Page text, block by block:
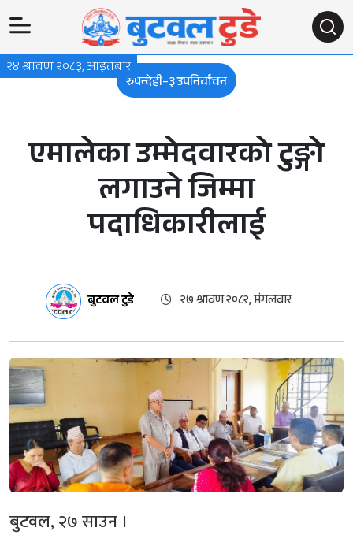
२४ श्रावण २०८३, आइतबार
रुपन्देही–३ उपनिर्वाचन
एमालेका उम्मेदवारको टुङ्गो
लगाउने जिम्मा
पदाधिकारीलाई
बुटवल टुडे २७ श्रावण २०८२, मंगलवार
बुटवल, २७ साउन ।